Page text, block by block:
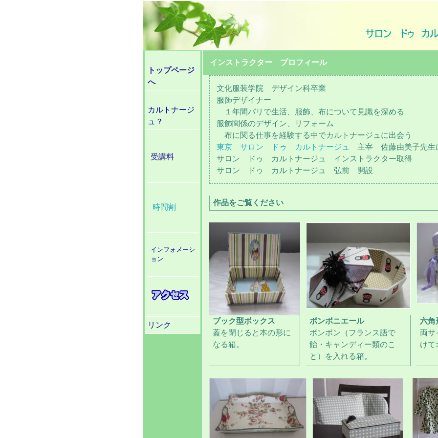
トップページ
へ
カルトナージ
ュ？
受講料
時間割
インフォメーシ
ョン
リンク
インストラクター プロフィール
文化服装学院 デザイン科卒業
服飾デザイナー
１年間パリで生活、服飾、布について見識を深める
服飾関係のデザイン、リフォーム
布に関る仕事を経験する中でカルトナージュに出会う
東京 サロン ドゥ カルトナージュ
主宰 佐藤由美子先
サロン ドゥ カルトナージュ インストラクター取得
サロン ドゥ カルトナージュ 弘前 開設
作品をご覧ください
ブック型ボックス
蓋を閉じると本の形に
なる箱。
ボンボニエール
ボンボン（フランス語で
飴・キャンディー類のこ
と）を入れる箱。
六角
両サ
けて